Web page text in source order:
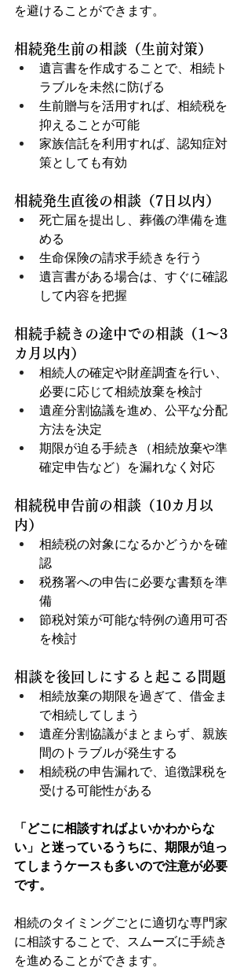
を避けることができます。
相続発生前の相談（生前対策）
遺言書を作成することで、相続ト
ラブルを未然に防げる
生前贈与を活用すれば、相続税を
抑えることが可能
家族信託を利用すれば、認知症対
策としても有効
相続発生直後の相談（7日以内）
死亡届を提出し、葬儀の準備を進
める
生命保険の請求手続きを行う
遺言書がある場合は、すぐに確認
して内容を把握
相続手続きの途中での相談（1～3
カ月以内）
相続人の確定や財産調査を行い、
必要に応じて相続放棄を検討
遺産分割協議を進め、公平な分配
方法を決定
期限が迫る手続き（相続放棄や準
確定申告など）を漏れなく対応
相続税申告前の相談（10カ月以
内）
相続税の対象になるかどうかを確
認
税務署への申告に必要な書類を準
備
節税対策が可能な特例の適用可否
を検討
相談を後回しにすると起こる問題
相続放棄の期限を過ぎて、借金ま
で相続してしまう
遺産分割協議がまとまらず、親族
間のトラブルが発生する
相続税の申告漏れで、追徴課税を
受ける可能性がある
「どこに相談すればよいかわからな
い」と迷っているうちに、期限が迫っ
てしまうケースも多いので注意が必要
です。
相続のタイミングごとに適切な専門家
に相談することで、スムーズに手続き
を進めることができます。